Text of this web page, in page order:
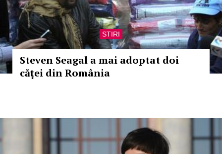
STIRI
Steven Seagal a mai adoptat doi
căţei din România